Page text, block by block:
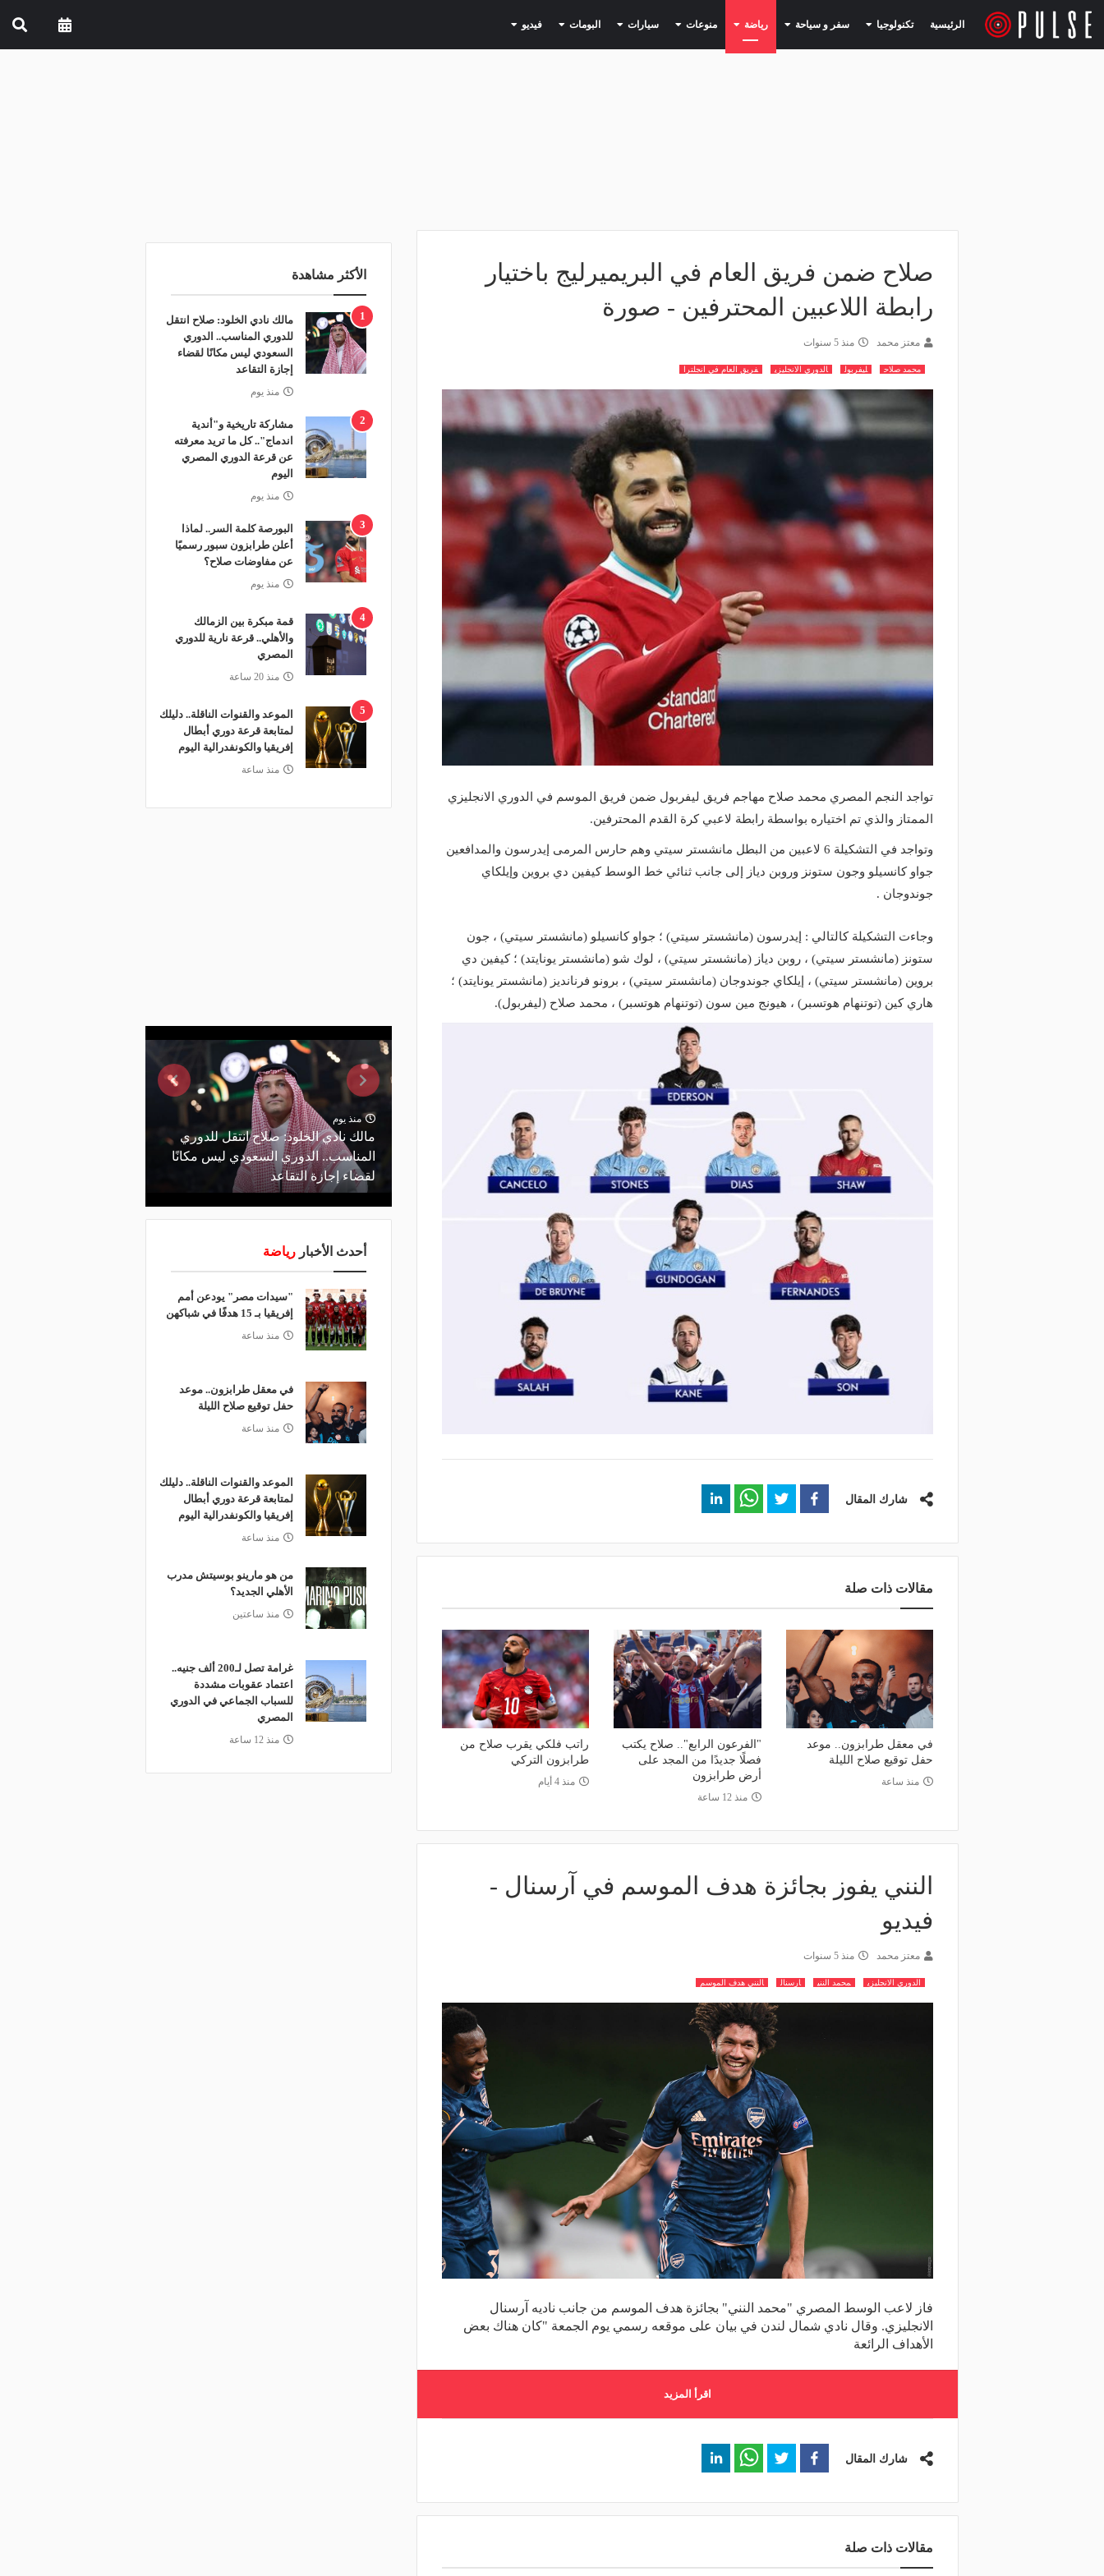
الرئيسية تكنولوجيا (current) سفر و سياحة (current) رياضة (current) منوعات (current) سيارات (current) البومات (current) فيديو (current)
صلاح ضمن فريق العام في البريميرليج باختيار
رابطة اللاعبين المحترفين - صورة
معتز محمد منذ 5 سنوات
محمد صلاح ليفربول الدوري الانجليزي فريق العام في انجلترا
تواجد النجم المصري محمد صلاح مهاجم فريق ليفربول ضمن فريق الموسم في الدوري الانجليزي
الممتاز والذي تم اختياره بواسطة رابطة لاعبي كرة القدم المحترفين.
وتواجد في التشكيلة 6 لاعبين من البطل مانشستر سيتي وهم حارس المرمى إيدرسون والمدافعين
جواو كانسيلو وجون ستونز وروبن دياز إلى جانب ثنائي خط الوسط كيفين دي بروين وإيلكاي
جوندوجان .
وجاءت التشكيلة كالتالي : إيدرسون (مانشستر سيتي) ؛ جواو كانسيلو (مانشستر سيتي) ، جون
ستونز (مانشستر سيتي) ، روبن دياز (مانشستر سيتي) ، لوك شو (مانشستر يونايتد) ؛ كيفين دي
بروين (مانشستر سيتي) ، إيلكاي جوندوجان (مانشستر سيتي) ، برونو فرنانديز (مانشستر يونايتد) ؛
هاري كين (توتنهام هوتسبر) ، هيونج مين سون (توتنهام هوتسبر) ، محمد صلاح (ليفربول).
شارك المقال
مقالات ذات صلة
في معقل طرابزون.. موعد
حفل توقيع صلاح الليلة
منذ ساعة
"الفرعون الرابع".. صلاح يكتب
فصلًا جديدًا من المجد على
أرض طرابزون
منذ 12 ساعة
راتب فلكي يقرب صلاح من
طرابزون التركي
منذ 4 أيام
النني يفوز بجائزة هدف الموسم في آرسنال -
فيديو
معتز محمد منذ 5 سنوات
الدوري الانجليزي محمد النني ارسنال النني هدف الموسم
فاز لاعب الوسط المصري "محمد النني" بجائزة هدف الموسم من جانب ناديه آرسنال
الانجليزي. وقال نادي شمال لندن في بيان على موقعه رسمي يوم الجمعة "كان هناك بعض
الأهداف الرائعة
اقرأ المزيد
شارك المقال
مقالات ذات صلة
الأكثر مشاهدة
1
مالك نادي الخلود: صلاح انتقل
للدوري المناسب.. الدوري
السعودي ليس مكانًا لقضاء
إجازة التقاعد
منذ يوم
2
مشاركة تاريخية و"أندية
اندماج".. كل ما تريد معرفته
عن قرعة الدوري المصري
اليوم
منذ يوم
3
البورصة كلمة السر.. لماذا
أعلن طرابزون سبور رسميًا
عن مفاوضات صلاح؟
منذ يوم
4
قمة مبكرة بين الزمالك
والأهلي.. قرعة نارية للدوري
المصري
منذ 20 ساعة
5
الموعد والقنوات الناقلة.. دليلك
لمتابعة قرعة دوري أبطال
إفريقيا والكونفدرالية اليوم
منذ ساعة
منذ يوم
مالك نادي الخلود: صلاح انتقل للدوري
المناسب.. الدوري السعودي ليس مكانًا
لقضاء إجازة التقاعد
مشاركة تاريخية و"أندية اندماج".. كل ما
تريد معرفته عن قرعة الدوري المصري
اليوم
منذ يوم
البورصة كلمة السر.. لماذا أعلن
طرابزون سبور رسميًا عن مفاوضات
صلاح؟
أحدث الأخبار رياضة
"سيدات مصر" يودعن أمم
إفريقيا بـ 15 هدفًا في شباكهن
منذ ساعة
في معقل طرابزون.. موعد
حفل توقيع صلاح الليلة
منذ ساعة
الموعد والقنوات الناقلة.. دليلك
لمتابعة قرعة دوري أبطال
إفريقيا والكونفدرالية اليوم
منذ ساعة
من هو مارينو بوسيتش مدرب
الأهلي الجديد؟
منذ ساعتين
غرامة تصل لـ200 ألف جنيه..
اعتماد عقوبات مشددة
للسباب الجماعي في الدوري
المصري
منذ 12 ساعة